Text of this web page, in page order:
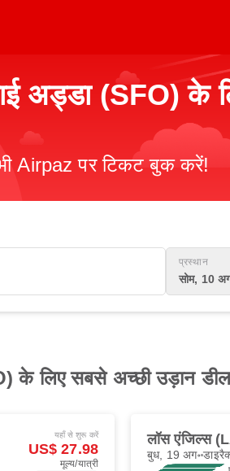
अड्डा (SFO)
Airpaz पर टिकट बुक करें!
प्रस्थान
सोम, 10
के लिए सबसे अच्छी उड़ान
यहाँ से शुरू करें
US$ 27.98
मूल्य/यात्री
लॉस एंजिल्स
बुध, 19 अग॰